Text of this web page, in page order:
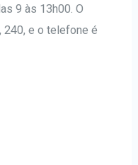
9 às 13h00. O
240, e o telefone é